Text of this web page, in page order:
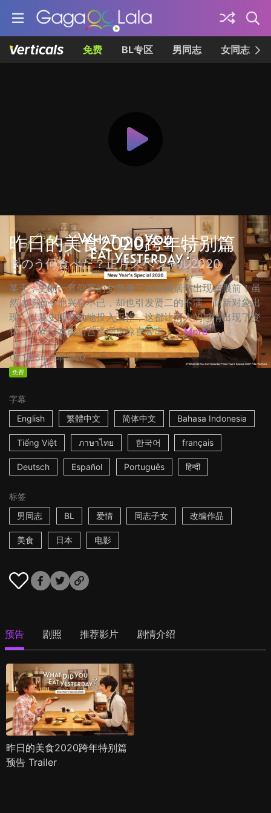
免费 BL专区 男同志 女同志
昨日的美食2020跨年特别篇
きのう何食べた？正月スペシャル2020
某天，史朗一直仰慕的女偶像三谷麻美居然出现在眼前！虽
然这场面令他兴奋不已，却也引发贤二的不满。而新对象出
现，以及史朗辛勤地投入工作，这都让两人的感情出现了变
化…… ☆日本影后宫泽理惠惊喜客串！... More
1h15m日本2020
免费
字幕
English
繁體中文 简体中文 Bahasa Indonesia
Tiếng Việt ภาษาไทย 한국어 français
Deutsch Español Português हिन्दी
标签
男同志
BL 爱情 同志子女 改编作品
美食 日本 电影
预告 剧照 推荐影片 剧情介绍
昨日的美食2020跨年特别篇
预告 Trailer